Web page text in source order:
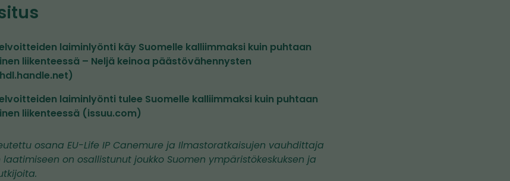
laiminlyönti käy Suomelle kalliimmaksi kuin puhtaan
liikenteessä – Neljä keinoa päästövähennysten
laiminlyönti tulee Suomelle kalliimmaksi kuin puhtaan
liikenteessä (issuu.com)
osana EU-Life IP Canemure ja Ilmastoratkaisujen vauhdittaja
on osallistunut joukko Suomen ympäristökeskuksen ja